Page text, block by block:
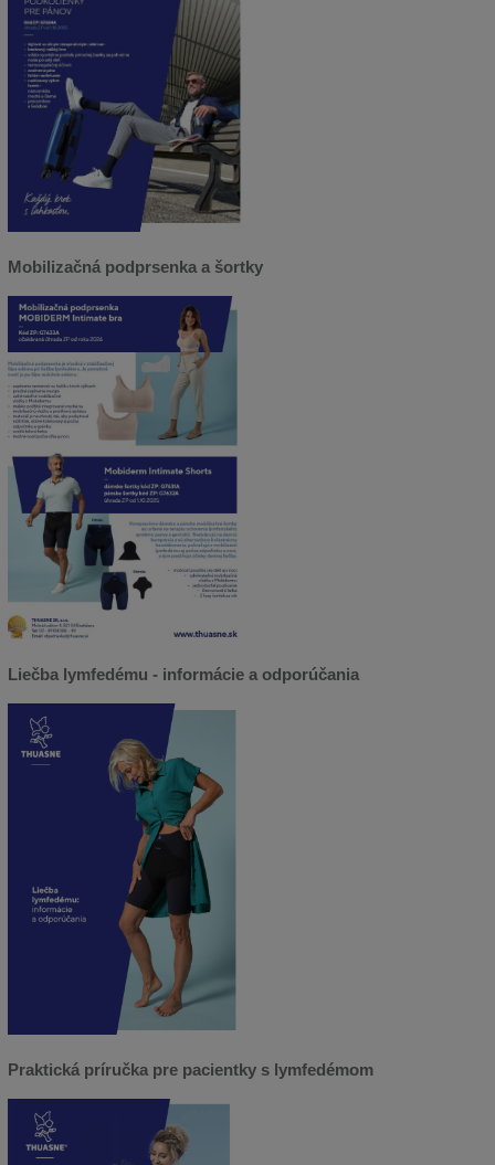
Mobilizačná podprsenka a šortky
Liečba lymfedému - informácie a odporúčania
Praktická príručka pre pacientky s lymfedémom